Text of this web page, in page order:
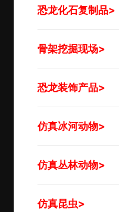
恐龙化石复制品>
骨架挖掘现场>
恐龙装饰产品>
仿真冰河动物>
仿真丛林动物>
仿真昆虫>